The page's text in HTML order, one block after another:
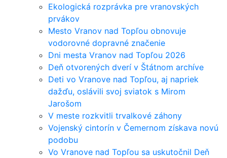
Ekologická rozprávka pre vranovských
prvákov
Mesto Vranov nad Topľou obnovuje
vodorovné dopravné značenie
Dni mesta Vranov nad Topľou 2026
Deň otvorených dverí v Štátnom archíve
Deti vo Vranove nad Topľou, aj napriek
dažďu, oslávili svoj sviatok s Mirom
Jarošom
V meste rozkvitli trvalkové záhony
Vojenský cintorín v Čemernom získava novú
podobu
Vo Vranove nad Topľou sa uskutočnil Deň